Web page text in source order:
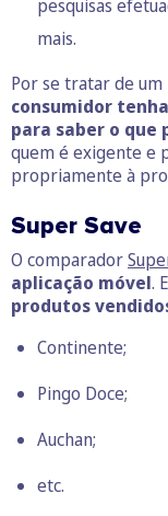
pesquisas
mais.
Por se tratar de
consumidor
para saber o que
quem é exigente e
propriamente à
Super Save
O comparador
aplicação móvel.
produtos
Continente;
Pingo Doce;
Auchan;
etc.